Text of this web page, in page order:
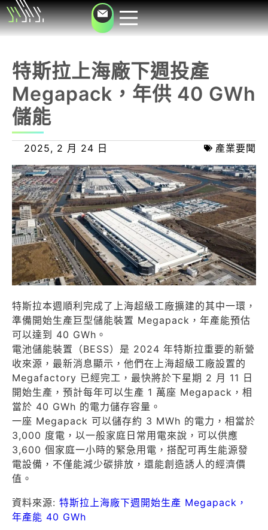
特斯拉上海廠下週投產
Megapack，年供 40 GWh
儲能
2025, 2 月 24 日 產業要聞
特斯拉本週順利完成了上海超級工廠擴建的其中一環，
準備開始生產巨型儲能裝置 Megapack，年產能預估
可以達到 40 GWh。
電池儲能裝置（BESS）是 2024 年特斯拉重要的新營
收來源，最新消息顯示，他們在上海超級工廠設置的
Megafactory 已經完工，最快將於下星期 2 月 11 日
開始生產，預計每年可以生產 1 萬座 Megapack，相
當於 40 GWh 的電力儲存容量。
一座 Megapack 可以儲存約 3 MWh 的電力，相當於
3,000 度電，以一般家庭日常用電來說，可以供應
3,600 個家庭一小時的緊急用電，搭配可再生能源發
電設備，不僅能減少碳排放，還能創造誘人的經濟價
值。
資料來源: 特斯拉上海廠下週開始生產 Megapack，
年產能 40 GWh